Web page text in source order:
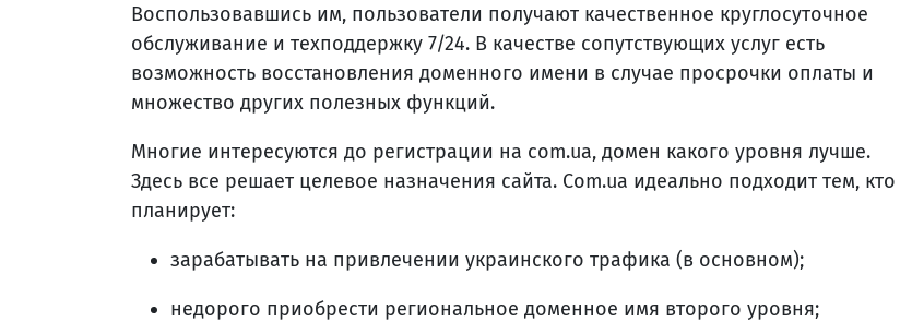
Воспользовавшись им, пользователи получают качественное круглосуточное
обслуживание и техподдержку 7/24. В качестве сопутствующих услуг есть
возможность восстановления доменного имени в случае просрочки оплаты и
множество других полезных функций.
Многие интересуются до регистрации на com.ua, домен какого уровня лучше.
Здесь все решает целевое назначения сайта. Com.ua идеально подходит тем, кто
планирует:
зарабатывать на привлечении украинского трафика (в основном);
недорого приобрести региональное доменное имя второго уровня;